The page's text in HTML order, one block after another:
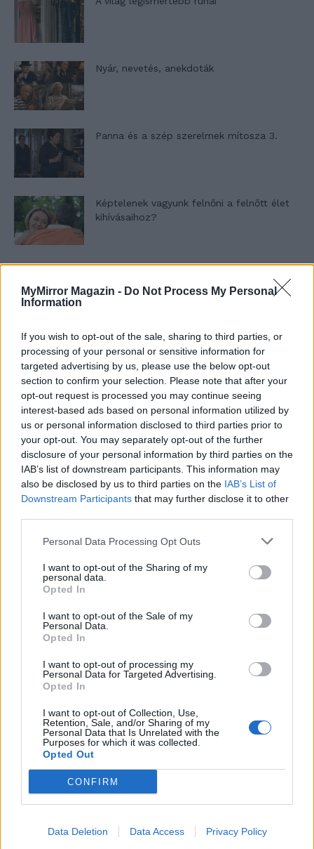
MyMirror Magazin - Do Not Process My Personal
Information
If you wish to opt-out of the sale, sharing to third parties, or
processing of your personal or sensitive information for
targeted advertising by us, please use the below opt-out
section to confirm your selection. Please note that after your
opt-out request is processed you may continue seeing
interest-based ads based on personal information utilized by
us or personal information disclosed to third parties prior to
your opt-out. You may separately opt-out of the further
disclosure of your personal information by third parties on the
IAB’s list of downstream participants. This information may
also be disclosed by us to third parties on the IAB’s List of
Downstream Participants that may further disclose it to other
Personal Data Processing Opt Outs
I want to opt-out of the Sharing of my
personal data.
Opted In
I want to opt-out of the Sale of my
Personal Data.
Opted In
I want to opt-out of processing my
Personal Data for Targeted Advertising.
Opted In
I want to opt-out of Collection, Use,
Retention, Sale, and/or Sharing of my
Personal Data that Is Unrelated with the
Purposes for which it was collected.
Opted Out
CONFIRM
Data Deletion Data Access Privacy Policy
Nyár, nevetés, anekdoták
Panna és a szép szerelmek mítosza 3.
Képtelenek vagyunk felnőni a felnőtt élet
kihívásaihoz?
A kislány, akit nem védett meg senki –
Lyhanna története
T. Barnett: Gyilkosság a Garda-tónál 12.
rész
T. szereti a fiatal lányokat 13. rész
Minka 10. rész
Máltai kaland 7.
10 tanács, ha jobban akarod érezni magad
nyílik – Villa...